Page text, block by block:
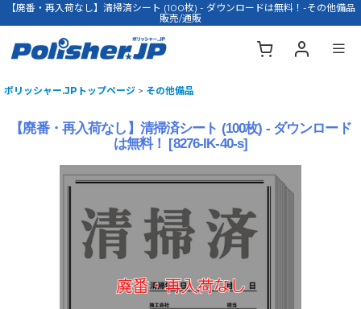
【廃番・再入荷なし】清掃済シート (100枚) - ダウンロードは無料！-その他備品
販売/通販
ポリッシャー.JPトップページ > その他備品
【廃番・再入荷なし】清掃済シート (100枚) - ダウンロード
は無料！ [8276-IK-40-s]